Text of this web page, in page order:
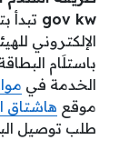
gov kw تبدأ
الإلكتروني
باستلَام
الخدمة في
موقع هاشتاق
طلب توصيل